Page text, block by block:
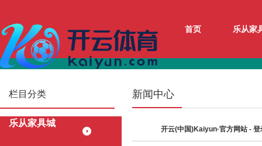
首页 乐从家
栏目分类
乐从家具城
新闻中心
开云(中国)Kaiyun·官方网站 -